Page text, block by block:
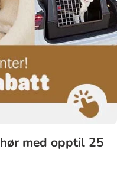
med opptil 25